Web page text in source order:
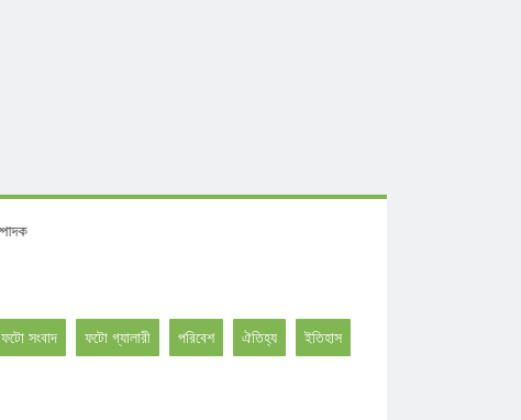
ফটো সংবাদ ফটো গ্যালারী পরিবেশ ঐতিহ্য ইতিহাস